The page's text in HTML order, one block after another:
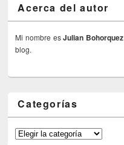
Acerca del autor
Mi nombre esJulian Bohorquez
blog.
Categorías
Categorías